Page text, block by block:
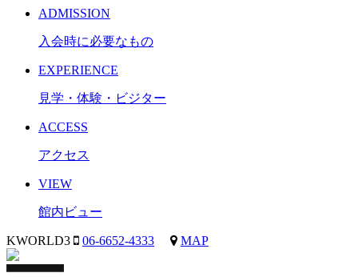
ADMISSION
入会時に必要なもの
EXPERIENCE
見学・体験・ビジター
ACCESS
アクセス
VIEW
館内ビュー
KWORLD3 06-6652-4333 MAP